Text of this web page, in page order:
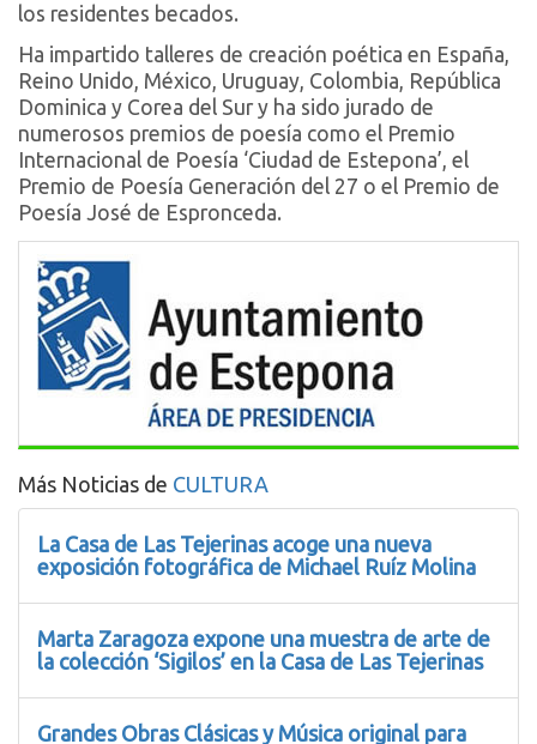
los residentes becados.
Ha impartido talleres de creación poética en España,
Reino Unido, México, Uruguay, Colombia, República
Dominica y Corea del Sur y ha sido jurado de
numerosos premios de poesía como el Premio
Internacional de Poesía ‘Ciudad de Estepona’, el
Premio de Poesía Generación del 27 o el Premio de
Poesía José de Espronceda.
Más Noticias de CULTURA
La Casa de Las Tejerinas acoge una nueva
exposición fotográfica de Michael Ruíz Molina
Marta Zaragoza expone una muestra de arte de
la colección ‘Sigilos’ en la Casa de Las Tejerinas
Grandes Obras Clásicas y Música original para